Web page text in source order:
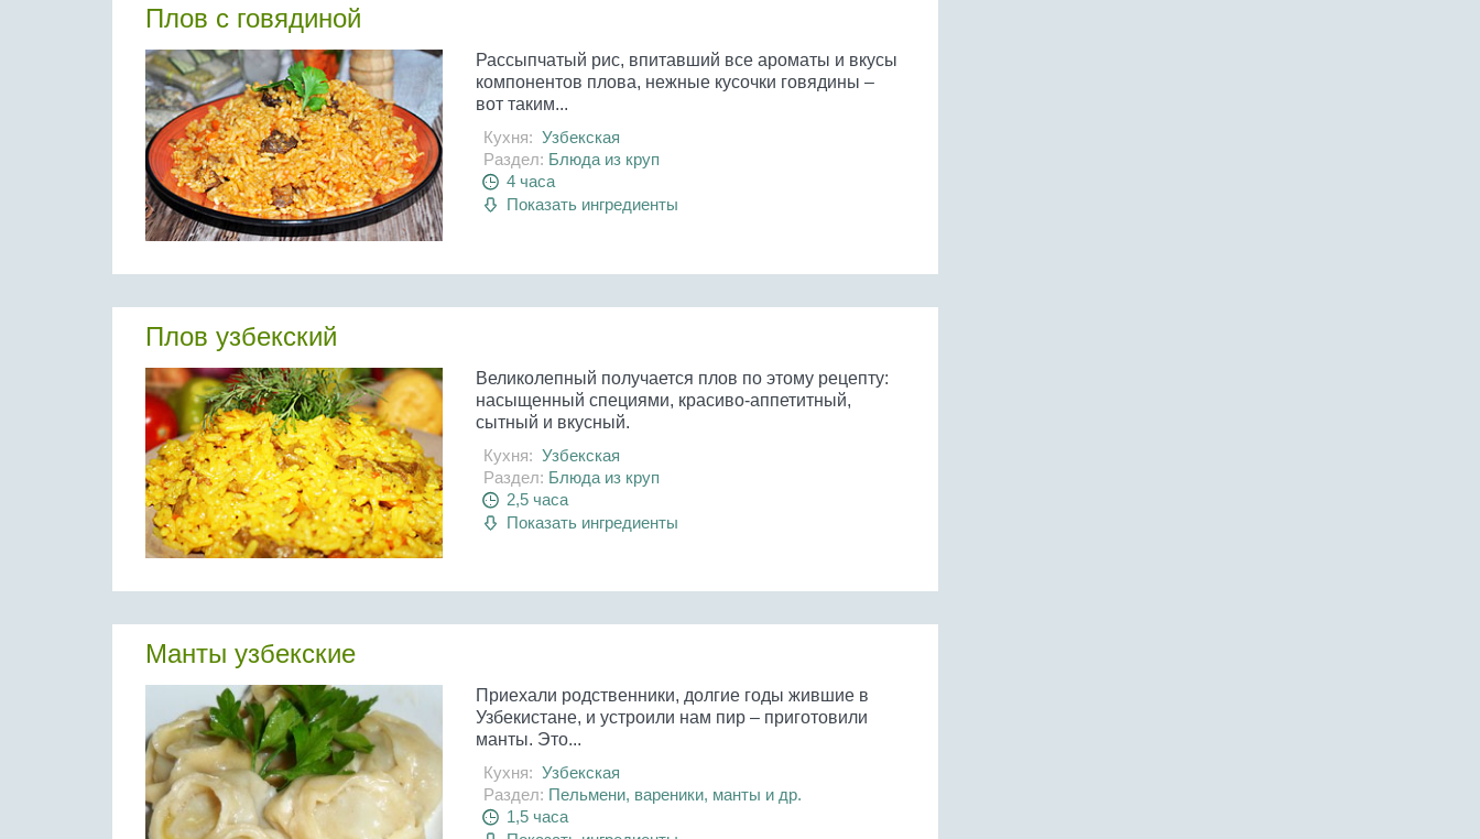
Плов с говядиной
Рассыпчатый рис, впитавший все ароматы и вкусы
компонентов плова, нежные кусочки говядины –
вот таким...
Кухня: Узбекская
Раздел: Блюда из круп
4 часа
Показать ингредиенты
Плов узбекский
Великолепный получается плов по этому рецепту:
насыщенный специями, красиво-аппетитный,
сытный и вкусный.
Кухня: Узбекская
Раздел: Блюда из круп
2,5 часа
Показать ингредиенты
Манты узбекские
Приехали родственники, долгие годы жившие в
Узбекистане, и устроили нам пир – приготовили
манты. Это...
Кухня: Узбекская
Раздел: Пельмени, вареники, манты и др.
1,5 часа